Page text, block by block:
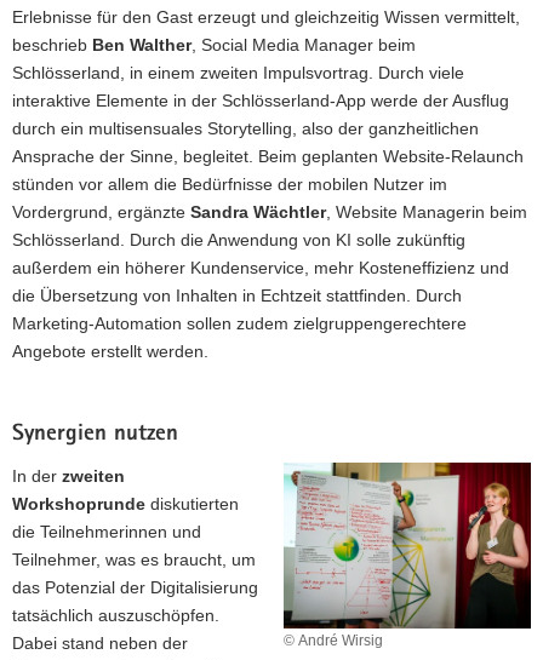
Erlebnisse für den Gast erzeugt und gleichzeitig Wissen vermittelt,
beschrieb Ben Walther, Social Media Manager beim
Schlösserland, in einem zweiten Impulsvortrag. Durch viele
interaktive Elemente in der Schlösserland-App werde der Ausflug
durch ein multisensuales Storytelling, also der ganzheitlichen
Ansprache der Sinne, begleitet. Beim geplanten Website-Relaunch
stünden vor allem die Bedürfnisse der mobilen Nutzer im
Vordergrund, ergänzte Sandra Wächtler, Website Managerin beim
Schlösserland. Durch die Anwendung von KI solle zukünftig
außerdem ein höherer Kundenservice, mehr Kosteneffizienz und
die Übersetzung von Inhalten in Echtzeit stattfinden. Durch
Marketing-Automation sollen zudem zielgruppengerechtere
Angebote erstellt werden.
Synergien nutzen
© André Wirsig
In der zweiten
Workshoprunde diskutierten
die Teilnehmerinnen und
Teilnehmer, was es braucht, um
das Potenzial der Digitalisierung
tatsächlich auszuschöpfen.
Dabei stand neben der